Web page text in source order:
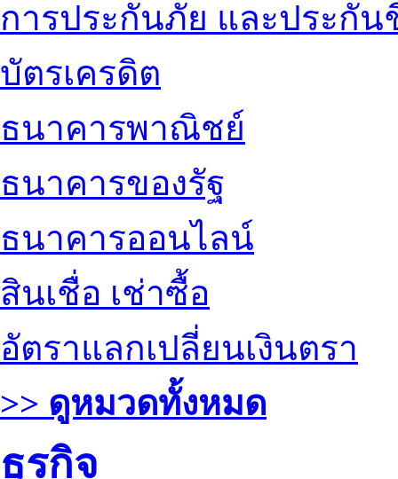
การประกันภัย และประกัน
บัตรเครดิต
ธนาคารพาณิชย์
ธนาคารของรัฐ
ธนาคารออนไลน์
สินเชื่อ เช่าซื้อ
อัตราแลกเปลี่ยนเงินตรา
>> ดูหมวดทั้งหมด
ธุรกิจ